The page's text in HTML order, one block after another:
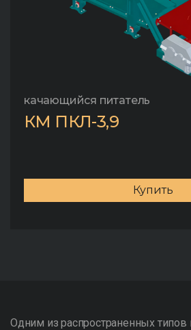
качающийся питатель
КМ ПКЛ-3,9
Купить
Одним из распространенных типов